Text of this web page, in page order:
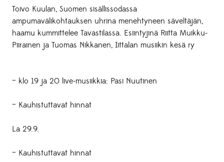
Toivo Kuulan, Suomen sisällissodassa
ampumavälikohtauksen uhrina menehtyneen säveltäjän,
haamu kummittelee Tavastilassa. Esiintyjinä Riitta Muikku-
Piirainen ja Tuomas Nikkanen, Iittalan musiikin kesä ry
– klo 19 ja 20 live-musiikkia: Pasi Nuutinen
– Kauhistuttavat hinnat
La 29.9.
– Kauhistuttavat hinnat